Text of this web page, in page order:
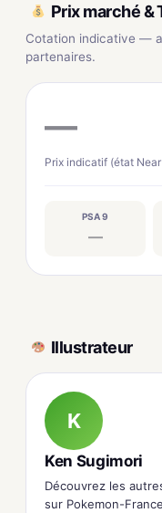
Prix marché &
Cotation indicative —
partenaires.
—
Prix indicatif (état
PSA 9
—
Illustrateur
K
Ken Sugimori
Découvrez les
sur Pokemon-